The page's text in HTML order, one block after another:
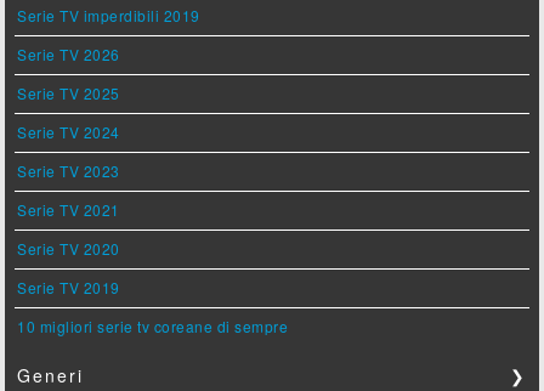
Serie TV imperdibili 2019
Serie TV 2026
Serie TV 2025
Serie TV 2024
Serie TV 2023
Serie TV 2021
Serie TV 2020
Serie TV 2019
10 migliori serie tv coreane di sempre
Generi ❯